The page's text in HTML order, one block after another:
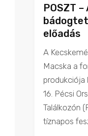
POSZT
előadás
A
Macska a
produkciója
16. Pécsi
Találkozón
tíznapos